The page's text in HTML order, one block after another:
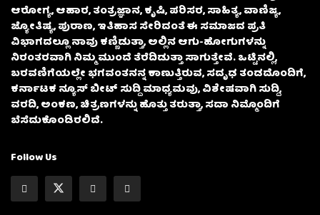
ಆರೋಗ್ಯ, ಆಹಾರ, ತಂತ್ರಜ್ಞಾನ, ಕೃಷಿ, ಪರಿಸರ, ಸಾಹಿತ್ಯ, ವಾಣಿಜ್ಯ,
ಜ್ಯೋತಿಷ್ಯ, ಪುರಾಣ, ಇತಿಹಾಸ ಸೇರಿದಂತೆ ಈ ಸಮಾಜದ ಪ್ರತಿ
ವಿಭಾಗದಲ್ಲೂ ನಾವು ಕಣ್ಣಿಡುತ್ತಾ, ಅಲ್ಲಿನ ಆಗು-ಹೋಗುಗಳನ್ನು
ನಿರಂತರವಾಗಿ ನಿಮ್ಮ ಮುಂದೆ ತೆರೆದಿಡುತ್ತಾ ಸಾಗುತ್ತೇವೆ. ಒಟ್ಟಿನಲ್ಲಿ,
ಬರವಣಿಗೆಯಲ್ಲೇ ಭಗವಂತನನ್ನ ಕಾಣುತ್ತಿರುವ, ಸದೃಢ ತಂಡದೊಂದಿಗೆ,
ಕರ್ನಾಟಕ ನ್ಯೂಸ್ ಬೀಟ್ ಸುದ್ದಿ ಮಾಧ್ಯಮವು, ವಿಶೇಷವಾಗಿ ಸುದ್ದಿ,
ವರದಿ, ಅಂಕಣ, ಚಿತ್ರಣಗಳನ್ನು ಹೊತ್ತು ತರುತ್ತಾ, ಸದಾ ನಿಮ್ಮೊಂದಿಗೆ
ಬೆಸೆದುಕೊಂಡಿರಲಿದೆ.
Follow Us